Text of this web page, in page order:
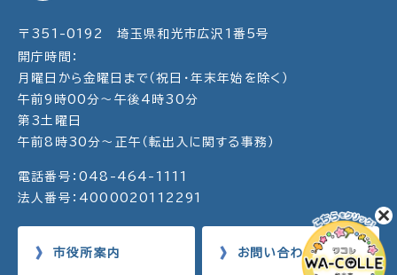
〒351-0192 埼玉県和光市広沢1番5号
開庁時間：
月曜日から金曜日まで（祝日・年末年始を除く）
午前9時00分～午後4時30分
第3土曜日
午前8時30分～正午（転出入に関する事務）
電話番号：048-464-1111
法人番号：4000020112291
市役所案内 お問い合わせ